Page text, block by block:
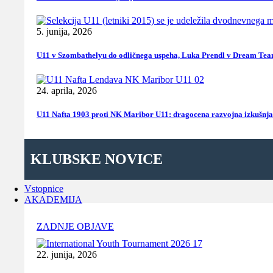
5. junija, 2026
U11 v Szombathelyu do odličnega uspeha, Luka Prendl v Dream
24. aprila, 2026
U11 Nafta 1903 proti NK Maribor U11: dragocena razvojna izkušnja
KLUBSKE NOVICE
Vstopnice
AKADEMIJA
ZADNJE OBJAVE
22. junija, 2026